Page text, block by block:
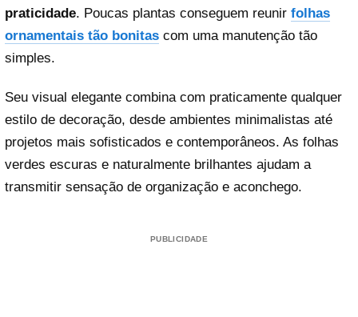
praticidade. Poucas plantas conseguem reunir folhas
ornamentais tão bonitas com uma manutenção tão
simples.
Seu visual elegante combina com praticamente qualquer
estilo de decoração, desde ambientes minimalistas até
projetos mais sofisticados e contemporâneos. As folhas
verdes escuras e naturalmente brilhantes ajudam a
transmitir sensação de organização e aconchego.
PUBLICIDADE